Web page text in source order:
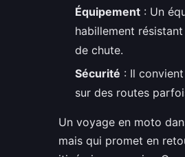
Équipement : Un
habillement
de chute.
Sécurité : Il
sur des routes
Un voyage en moto
mais qui promet en